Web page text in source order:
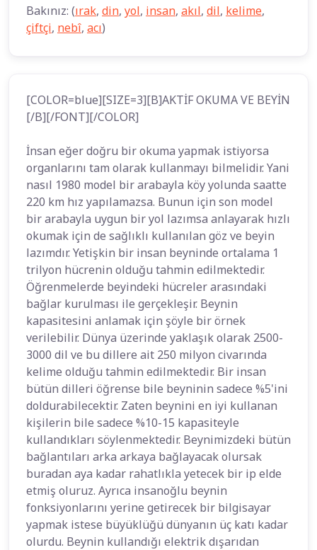
Bakınız: (ırak, din, yol, insan, akıl, dil, kelime,
çiftçi, nebî, acı)
[COLOR=blue][SIZE=3][B]AKTİF OKUMA VE BEYİN
[/B][/FONT][/COLOR]
İnsan eğer doğru bir okuma yapmak istiyorsa
organlarını tam olarak kullanmayı bilmelidir. Yani
nasıl 1980 model bir arabayla köy yolunda saatte
220 km hız yapılamazsa. Bunun için son model
bir arabayla uygun bir yol lazımsa anlayarak hızlı
okumak için de sağlıklı kullanılan göz ve beyin
lazımdır. Yetişkin bir insan beyninde ortalama 1
trilyon hücrenin olduğu tahmin edilmektedir.
Öğrenmelerde beyindeki hücreler arasındaki
bağlar kurulması ile gerçekleşir. Beynin
kapasitesini anlamak için şöyle bir örnek
verilebilir. Dünya üzerinde yaklaşık olarak 2500-
3000 dil ve bu dillere ait 250 milyon civarında
kelime olduğu tahmin edilmektedir. Bir insan
bütün dilleri öğrense bile beyninin sadece %5'ini
doldurabilecektir. Zaten beynini en iyi kullanan
kişilerin bile sadece %10-15 kapasiteyle
kullandıkları söylenmektedir. Beynimizdeki bütün
bağlantıları arka arkaya bağlayacak olursak
buradan aya kadar rahatlıkla yetecek bir ip elde
etmiş oluruz. Ayrıca insanoğlu beynin
fonksiyonlarını yerine getirecek bir bilgisayar
yapmak istese büyüklüğü dünyanın üç katı kadar
olurdu. Beynin kullandığı elektrik dışarıdan